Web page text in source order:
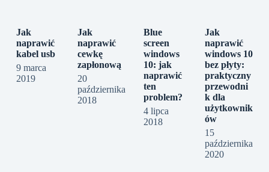
Jak
naprawić
kabel usb
9 marca
2019
Jak
naprawić
cewkę
zapłonową
20
października
2018
Blue
screen
windows
10: jak
naprawić
ten
problem?
4 lipca
2018
Jak
naprawić
windows 10
bez płyty:
praktyczny
przewodni
k dla
użytkownik
ów
15
października
2020